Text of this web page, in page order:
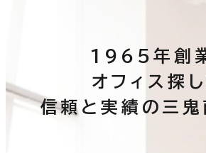
1965年創業
オフィス探
信頼と実績の三鬼